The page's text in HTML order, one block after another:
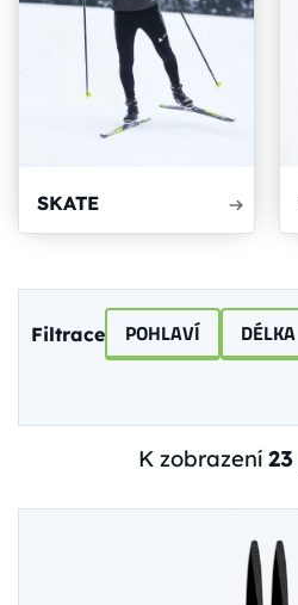
SKATE
Filtrace POHLAVÍ DÉLKA
K zobrazení 23